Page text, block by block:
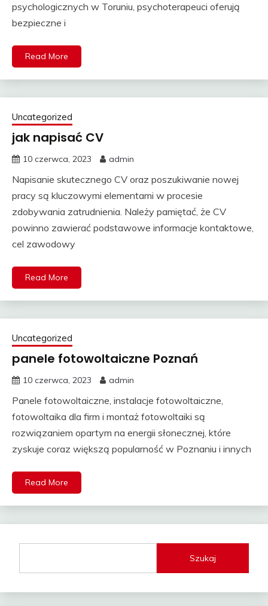
psychologicznych w Toruniu, psychoterapeuci oferują
bezpieczne i
Read More
Uncategorized
jak napisać CV
10 czerwca, 2023 admin
Napisanie skutecznego CV oraz poszukiwanie nowej
pracy są kluczowymi elementami w procesie
zdobywania zatrudnienia. Należy pamiętać, że CV
powinno zawierać podstawowe informacje kontaktowe,
cel zawodowy
Read More
Uncategorized
panele fotowoltaiczne Poznań
10 czerwca, 2023 admin
Panele fotowoltaiczne, instalacje fotowoltaiczne,
fotowoltaika dla firm i montaż fotowoltaiki są
rozwiązaniem opartym na energii słonecznej, które
zyskuje coraz większą popularność w Poznaniu i innych
Read More
Szukaj